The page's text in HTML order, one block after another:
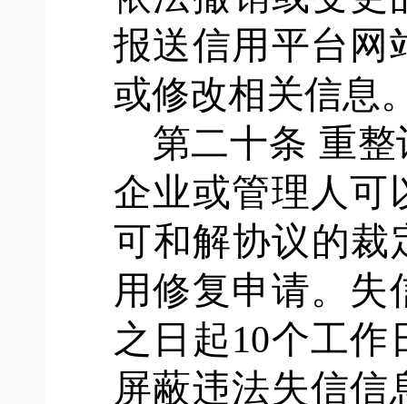
报送信用平台网
或修改相关信息
第二十条 重整
企业或管理人可
可和解协议的裁
用修复申请。失
之日起10个工
屏蔽违法失信信